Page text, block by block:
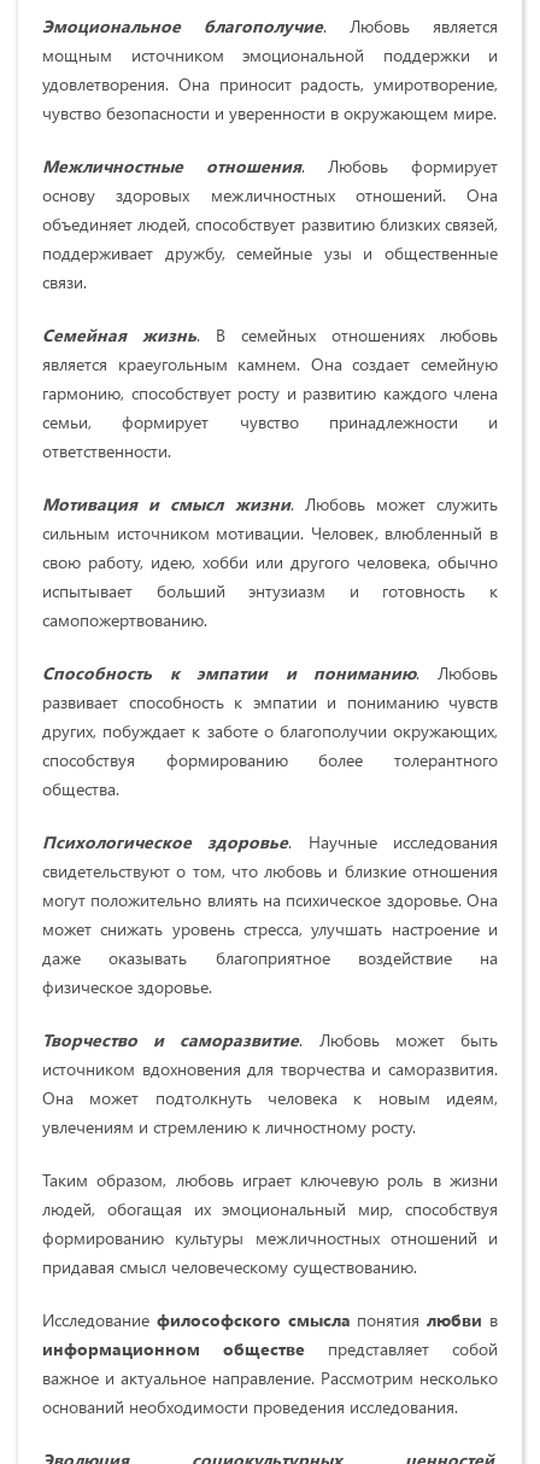
Эмоциональное благополучие. Любовь является
мощным источником эмоциональной поддержки и
удовлетворения. Она приносит радость, умиротворение,
чувство безопасности и уверенности в окружающем мире.
Межличностные отношения. Любовь формирует
основу здоровых межличностных отношений. Она
объединяет людей, способствует развитию близких связей,
поддерживает дружбу, семейные узы и общественные
связи.
Семейная жизнь. В семейных отношениях любовь
является краеугольным камнем. Она создает семейную
гармонию, способствует росту и развитию каждого члена
семьи, формирует чувство принадлежности и
ответственности.
Мотивация и смысл жизни. Любовь может служить
сильным источником мотивации. Человек, влюбленный в
свою работу, идею, хобби или другого человека, обычно
испытывает больший энтузиазм и готовность к
самопожертвованию.
Способность к эмпатии и пониманию. Любовь
развивает способность к эмпатии и пониманию чувств
других, побуждает к заботе о благополучии окружающих,
способствуя формированию более толерантного
общества.
Психологическое здоровье. Научные исследования
свидетельствуют о том, что любовь и близкие отношения
могут положительно влиять на психическое здоровье. Она
может снижать уровень стресса, улучшать настроение и
даже оказывать благоприятное воздействие на
физическое здоровье.
Творчество и саморазвитие. Любовь может быть
источником вдохновения для творчества и саморазвития.
Она может подтолкнуть человека к новым идеям,
увлечениям и стремлению к личностному росту.
Таким образом, любовь играет ключевую роль в жизни
людей, обогащая их эмоциональный мир, способствуя
формированию культуры межличностных отношений и
придавая смысл человеческому существованию.
Исследование философского смысла понятиялюбви в
информационном обществе представляет собой
важное и актуальное направление. Рассмотрим несколько
оснований необходимости проведения исследования.